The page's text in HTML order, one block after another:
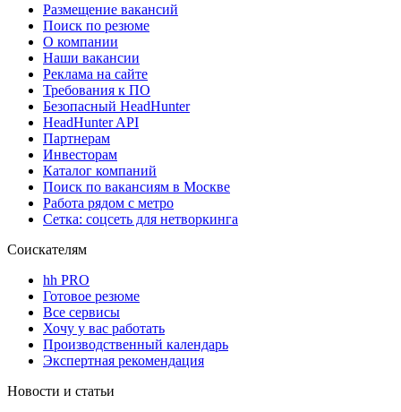
Размещение вакансий
Поиск по резюме
О компании
Наши вакансии
Реклама на сайте
Требования к ПО
Безопасный HeadHunter
HeadHunter API
Партнерам
Инвесторам
Каталог компаний
Поиск по вакансиям в Москве
Работа рядом с метро
Сетка: соцсеть для нетворкинга
Соискателям
hh PRO
Готовое резюме
Все сервисы
Хочу у вас работать
Производственный календарь
Экспертная рекомендация
Новости и статьи